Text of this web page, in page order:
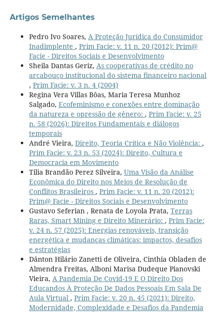
Artigos Semelhantes
Pedro Ivo Soares, A Proteção Jurídica do Consumidor
Inadimplente , Prim Facie: v. 11 n. 20 (2012): Prim@
Facie - Direitos Sociais e Desenvolvimento
Sheila Dantas Geriz, As cooperativas de crédito no
arcabouço institucional do sistema financeiro nacional
, Prim Facie: v. 3 n. 4 (2004)
Regina Vera Villas Bôas, Maria Teresa Munhoz
Salgado, Ecofeminismo e conexões entre dominação
da natureza e opressão de gênero: , Prim Facie: v. 25
n. 58 (2026): Direitos Fundamentais e diálogos
temporais
André Vieira, Direito, Teoria Crítica e Não Violência: ,
Prim Facie: v. 23 n. 53 (2024): Direito, Cultura e
Democracia em Movimento
Tilia Brandão Perez Silveira, Uma Visão da Análise
Econômica do Direito nos Meios de Resolução de
Conflitos Brasileiros , Prim Facie: v. 11 n. 20 (2012):
Prim@ Facie - Direitos Sociais e Desenvolvimento
Gustavo Seferian , Renata de Loyola Prata, Terras
Raras, Smart Mining e Direito Minerário: , Prim Facie:
v. 24 n. 57 (2025): Energias renováveis, transição
energética e mudanças climáticas: impactos, desafios
e estratégias
Dânton Hilário Zanetti de Oliveira, Cinthia Obladen de
Almendra Freitas, Alboni Marisa Dudeque Pianovski
Vieira, A Pandemia De Covid-19 E O Direito Dos
Educandos À Proteção De Dados Pessoais Em Sala De
Aula Virtual , Prim Facie: v. 20 n. 45 (2021): Direito,
Modernidade, Complexidade e Desafios da Pandemia